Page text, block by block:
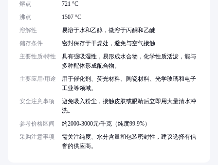
熔点
721 °C
沸点
1507 °C
溶解性
易溶于水和乙醇，微溶于丙酮和乙醚
储存条件
密封保存于干燥处，避免与空气接触
主要性质/特性
具有强吸湿性，易形成水合物，化学性质活泼，能与
多种配体形成配合物。
主要应用/用途
用于催化剂、荧光材料、陶瓷材料、光学玻璃和电子
工业等领域。
安全注意事项
避免吸入粉尘，接触皮肤或眼睛后立即用大量清水冲
洗。
参考价格区间
约2000-3000元/千克（纯度99.9%）
采购注意事项
需关注纯度、水分含量和包装密封性，建议选择有信
誉的供应商。